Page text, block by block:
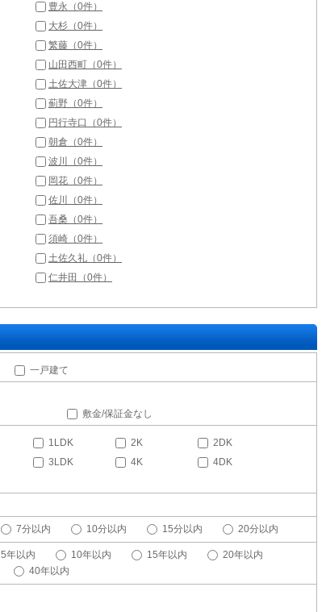
豊永（0件）
大杉（0件）
繁藤（0件）
山田西町（0件）
土佐大津（0件）
薊野（0件）
円行寺口（0件）
朝倉（0件）
波川（0件）
岡花（0件）
佐川（0件）
吾桑（0件）
須崎（0件）
土佐久礼（0件）
仁井田（0件）
一戸建て
敷金/保証金なし
1LDK 2K
2DK
3LDK 4K
4DK
7分以内 10分以内 15分以内 20分以内
5年以内 10年以内 15年以内
20年以内
40年以内